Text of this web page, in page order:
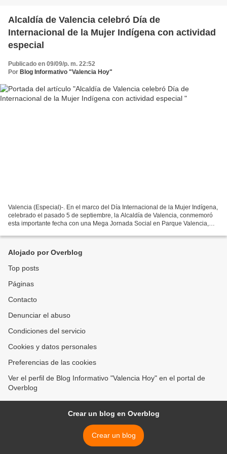
Alcaldía de Valencia celebró Día de
Internacional de la Mujer Indígena con actividad
especial
Publicado en 09/09/p. m. 22:52
Por Blog Informativo "Valencia Hoy"
Valencia (Especial)-. En el marco del Día Internacional de la Mujer Indígena,
celebrado el pasado 5 de septiembre, la Alcaldía de Valencia, conmemoró
esta importante fecha con una Mega Jornada Social en Parque Valencia,
Alojado por Overblog
Top posts
Páginas
Contacto
Denunciar el abuso
Condiciones del servicio
Cookies y datos personales
Preferencias de las cookies
Ver el perfil de Blog Informativo "Valencia Hoy" en el portal de
Overblog
Crear un blog en Overblog
Crear un blog